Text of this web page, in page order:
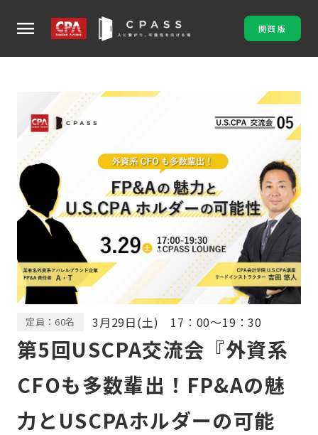
menu 関西版
定員：60名 3月29日(土) 17：00〜19：30
第5回USCPA交流会『外資系
CFOも多数輩出！FP&Aの魅
力とUSCPAホルダーの可能